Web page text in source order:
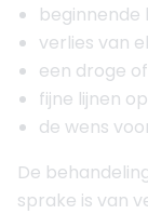
beginnende
verlies van
een droge
fijne lijnen
de wens
De
sprake is van